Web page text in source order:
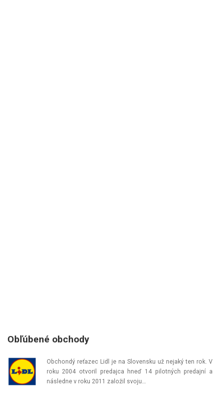
Obľúbené obchody
Obchondý reťazec Lidl je na Slovensku už nejaký ten rok. V
roku 2004 otvoril predajca hneď 14 pilotných predajní a
následne v roku 2011 založil svoju…